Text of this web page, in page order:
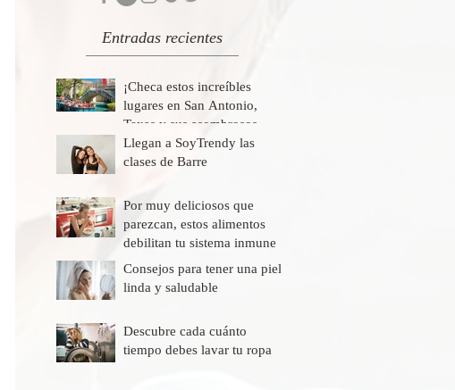
Entradas recientes
¡Checa estos increíbles
lugares en San Antonio,
Texas y sus asombrosos
descuentos!
Llegan a SoyTrendy las
clases de Barre
Por muy deliciosos que
parezcan, estos alimentos
debilitan tu sistema inmune
Consejos para tener una piel
linda y saludable
Descubre cada cuánto
tiempo debes lavar tu ropa